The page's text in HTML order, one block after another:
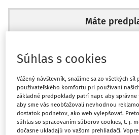
Máte
Ups, zatiaľ ste si
začiatok...
Celý odborný obsah z
Súhlas s cookies
Vážený návštevník, snažíme sa zo všetkých
používateľského komfortu pri používaní
základné predpoklady patrí napr. aby
aby sme vás neobťažovali nevhodnou
dostatok podnetov, ako web vylepšovať.
súhlas so spracovaním súborov cookies, t. j.
dočasne ukladajú vo vašom prehliadači.